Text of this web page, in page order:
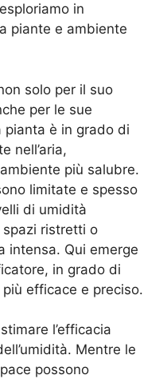
in
piante e ambiente
solo per il suo
per le sue
pianta è in grado di
nell’aria,
più salubre.
limitate e spesso
di umidità
ristretti o
intensa. Qui emerge
in grado di
efficace e preciso.
l’efficacia
Mentre le
possono